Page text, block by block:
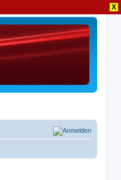
X
Anmelden